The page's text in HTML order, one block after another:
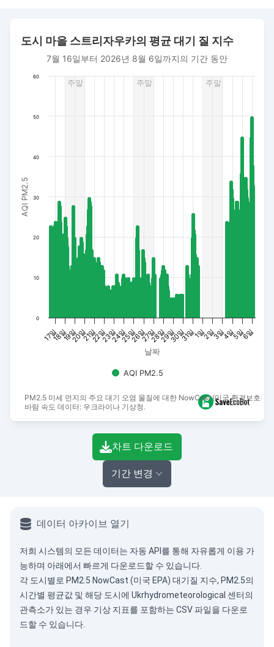
Bar chart with 379 bars.
7월 16일부터 2026년 8월 6일까지의 기간 동안
The chart has 1 Y axis displaying AQI PM2.5. Data ranges
PM2.5 미세 먼지의 주요 대기 오염 물질에 대한 NowCast (미국 환경보호청
바람 속도 데이터: 우크라이나 기상청.
주말
주말
주말
날짜
AQI PM2.5
도시 마을 스트리자우카의 평균 대기 질 지수
7월 16일부터 2026년 8월 6일까지의 기간 동안
AQI PM2.5
17일18일19일20일21일22일23일24일25일26일27일28일29일30일31일1일2일3일4일5일6일
0
10
20
30
40
50
60
End of interactive chart.
차트 다운로드
기간 변경
데이터 아카이브 열기
저희 시스템의 모든 데이터는 자동 API 를 통해 자유롭게 이용 가
능하며 아래에서 빠르게 다운로드할 수 있습니다.
각 도시별로 PM2.5 NowCast (미국 EPA) 대기질 지수, PM2.5의
시간별 평균값 및 해당 도시에 Ukrhydrometeorological 센터의
관측소가 있는 경우 기상 지표를 포함하는 CSV 파일을 다운로
드할 수 있습니다.